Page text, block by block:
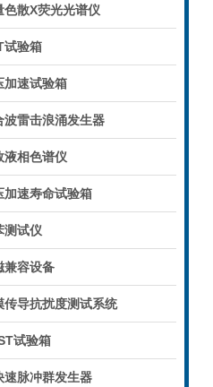
色散X荧光光谱仪
试验箱
加速试验箱
波雷击浪涌发生器
液相色谱仪
加速寿命试验箱
测试仪
兼容设备
传导抗扰度测试系统
试验箱
速脉冲群发生器